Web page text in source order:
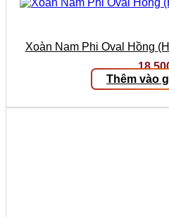
Xoàn Nam Phi Oval Hồng
Thêm vào